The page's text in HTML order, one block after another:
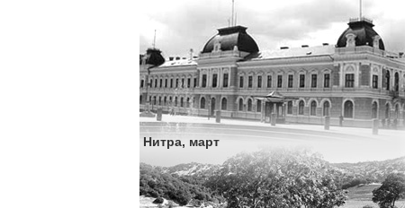
Нитра, март